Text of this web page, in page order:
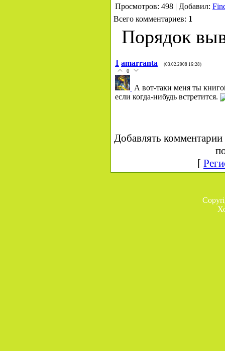
Просмотров: 498 | Добавил:
Всего комментариев: 1
Порядок
1 amarranta (03.02.2008 16:28)
0
А вот-таки меня ты
если когда-нибудь встретится.
Добавлять комментарии
[